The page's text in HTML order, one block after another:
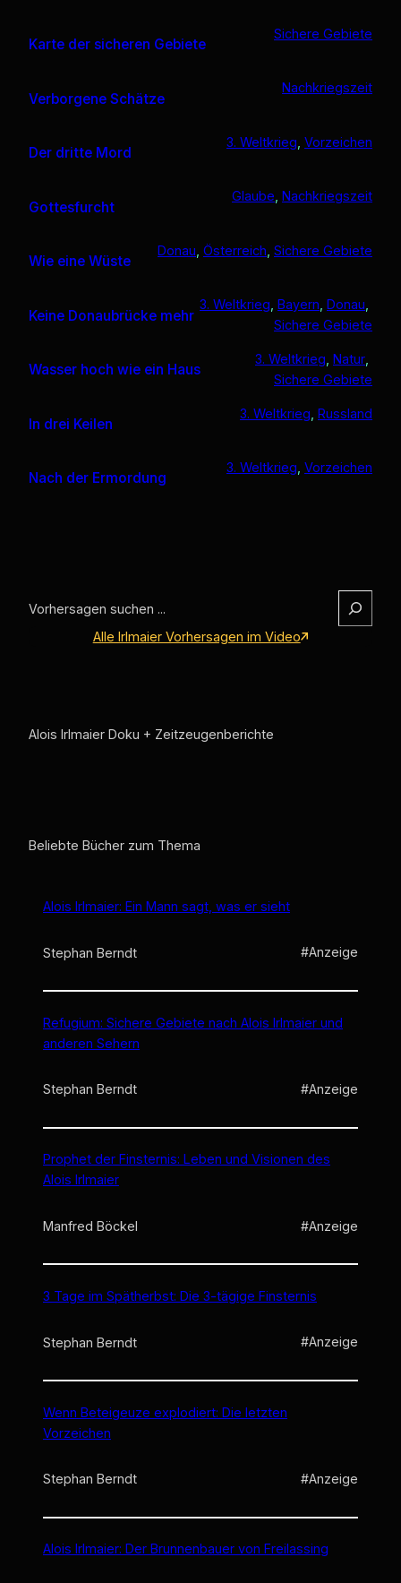
Karte der sicheren Gebiete
Sichere Gebiete
Verborgene Schätze
Nachkriegszeit
Der dritte Mord
3. Weltkrieg Vorzeichen
Gottesfurcht
Glaube Nachkriegszeit
Wie eine Wüste
Donau Österreich Sichere Gebiete
Keine Donaubrücke mehr
3. Weltkrieg, Bayern, Donau,
Sichere Gebiete
Wasser hoch wie ein Haus
3. Weltkrieg Natur
Sichere Gebiete
In drei Keilen
3. Weltkrieg Russland
Nach der Ermordung
3. Weltkrieg Vorzeichen
e
Alle Irlmaier Vorhersagen im Video
Alois Irlmaier Doku + Zeitzeugenberichte
Beliebte Bücher zum Thema
Alois Irlmaier: Ein Mann sagt, was er sieht
Stephan Berndt #Anzeige
Refugium: Sichere Gebiete nach Alois Irlmaier und
anderen Sehern
Stephan Berndt #Anzeige
Prophet der Finsternis: Leben und Visionen des
Alois Irlmaier
Manfred Böckel #Anzeige
3 Tage im Spätherbst: Die 3-tägige Finsternis
Stephan Berndt #Anzeige
Wenn Beteigeuze explodiert: Die letzten
Vorzeichen
Stephan Berndt #Anzeige
Alois Irlmaier: Der Brunnenbauer von Freilassing